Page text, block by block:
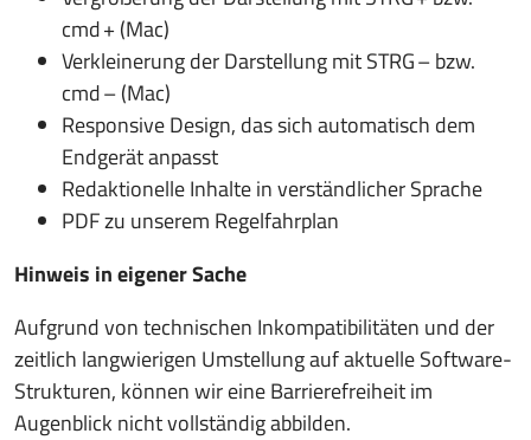
cmd + (Mac)
Verkleinerung der Darstellung mit STRG – bzw.
cmd – (Mac)
Responsive Design, das sich automatisch dem
Endgerät anpasst
Redaktionelle Inhalte in verständlicher Sprache
PDF zu unserem Regelfahrplan
Hinweis in eigener Sache
Aufgrund von technischen Inkompatibilitäten und der
zeitlich langwierigen Umstellung auf aktuelle Software-
Strukturen, können wir eine Barrierefreiheit im
Augenblick nicht vollständig abbilden.